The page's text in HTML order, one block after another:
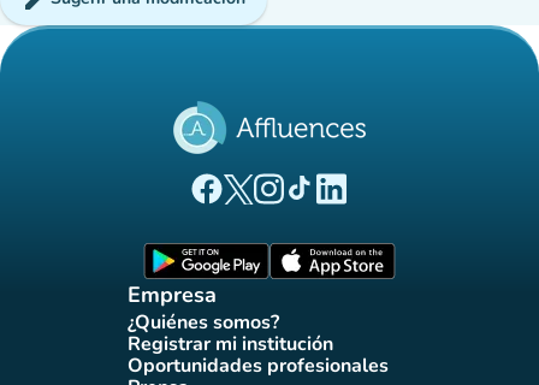
(nueva pestaña)
(nueva pestaña)
(nueva pestaña)
(nueva pestaña)
(nueva pestaña)
Empresa
¿Quiénes somos?
(nueva pestaña)
Registrar mi institución
(nueva pestaña)
Oportunidades profesionales
(nueva pestaña)